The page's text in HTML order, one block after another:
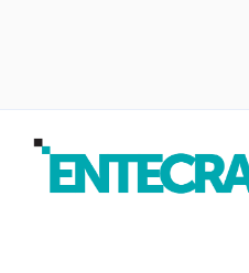
contenuto